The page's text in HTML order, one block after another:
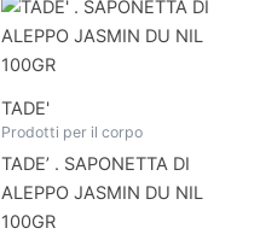
TADE'
Prodotti per il corpo
TADE’ . SAPONETTA DI
ALEPPO JASMIN DU NIL
100GR